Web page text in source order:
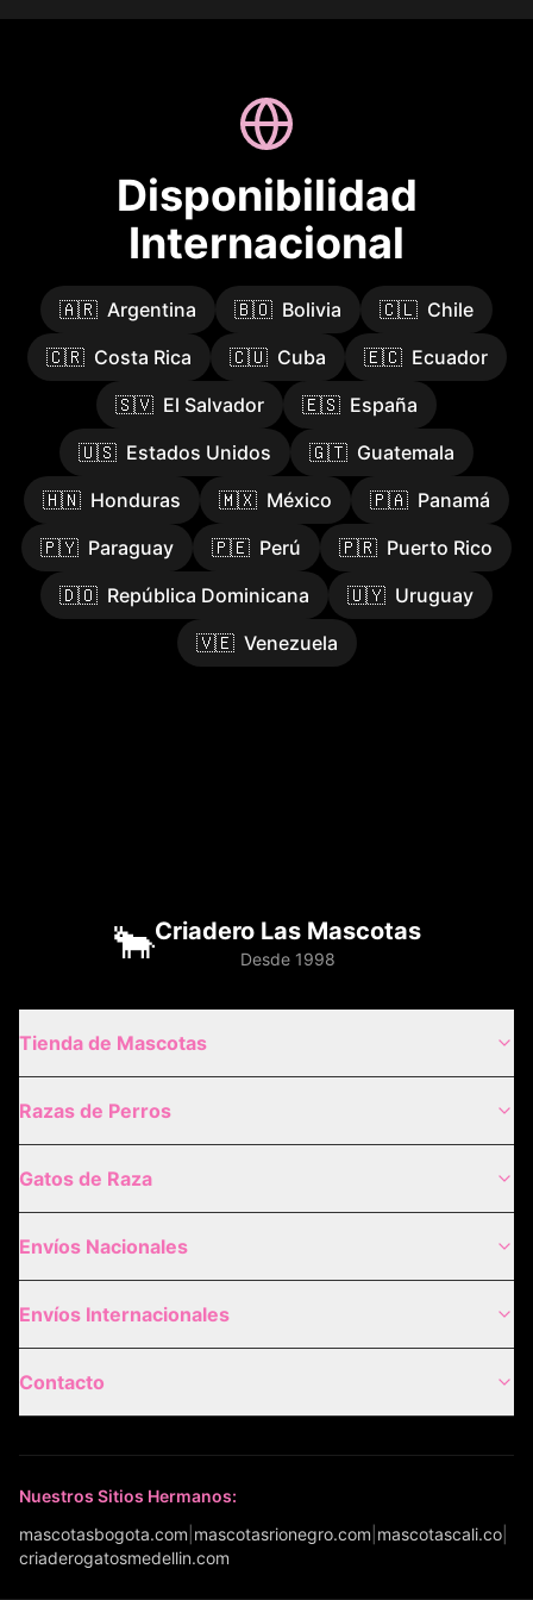
Disponibilidad
Internacional
🇦🇷 Argentina 🇧🇴 Bolivia 🇨🇱 Chile
🇨🇷 Costa Rica 🇨🇺 Cuba 🇪🇨 Ecuador
🇸🇻 El Salvador 🇪🇸 España
🇺🇸 Estados Unidos 🇬🇹 Guatemala
🇭🇳 Honduras 🇲🇽 México 🇵🇦 Panamá
🇵🇾 Paraguay 🇵🇪 Perú 🇵🇷 Puerto Rico
🇩🇴 República Dominicana 🇺🇾 Uruguay
🇻🇪 Venezuela
🐂Criadero Las Mascotas
Desde 1998
Tienda de Mascotas
Razas de Perros
Gatos de Raza
Envíos Nacionales
Envíos Internacionales
Contacto
Nuestros Sitios Hermanos:
mascotasbogota.com mascotasrionegro.com mascotascali.co
criaderogatosmedellin.com